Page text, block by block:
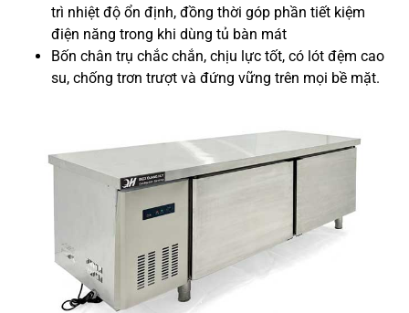
trì nhiệt độ ổn định, đồng thời góp phần tiết kiệm
điện năng trong khi dùng tủ bàn mát
Bốn chân trụ chắc chắn, chịu lực tốt, có lót đệm cao
su, chống trơn trượt và đứng vững trên mọi bề mặt.